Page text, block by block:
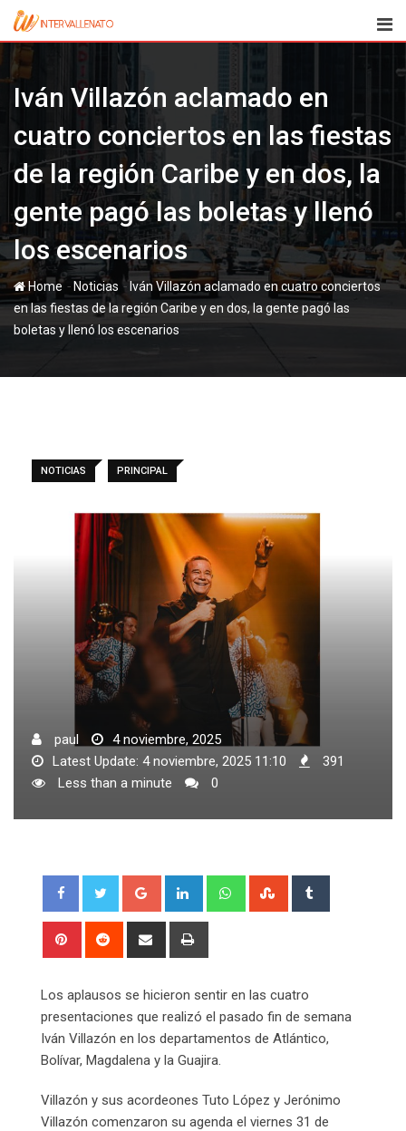
Skip
content
Iván Villazón aclamado en
cuatro conciertos en las fiestas
de la región Caribe y en dos, la
gente pagó las boletas y llenó
los escenarios
Home- Noticias - Iván Villazón aclamado en cuatro conciertos
en las fiestas de la región Caribe y en dos, la gente pagó las
boletas y llenó los escenarios
NOTICIAS PRINCIPAL
paul
4 noviembre, 2025
Latest Update: 4 noviembre, 2025 11:10
391
Less than a minute
0
Google+ LinkedIn WhatsappStumbleUpon
Pinterest Reddit
Share
Los aplausos se hicieron sentir en las cuatro
presentaciones que realizó el pasado fin de semana
Iván Villazón en los departamentos de Atlántico,
Bolívar, Magdalena y la Guajira.
Villazón y sus acordeones Tuto López y Jerónimo
Villazón comenzaron su agenda el viernes 31 de